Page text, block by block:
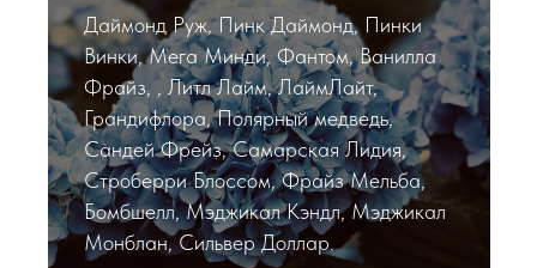
Даймонд Руж, Пинк Даймонд, Пинки
Винки, Мега Минди, Фантом, Ванилла
Фрайз, , Литл Лайм, ЛаймЛайт,
Грандифлора, Полярный медведь,
Сандей Фрейз, Самарская Лидия,
Строберри Блоссом, Фрайз Мельба,
Бомбшелл, Мэджикал Кэндл, Мэджикал
Монблан, Сильвер Доллар.